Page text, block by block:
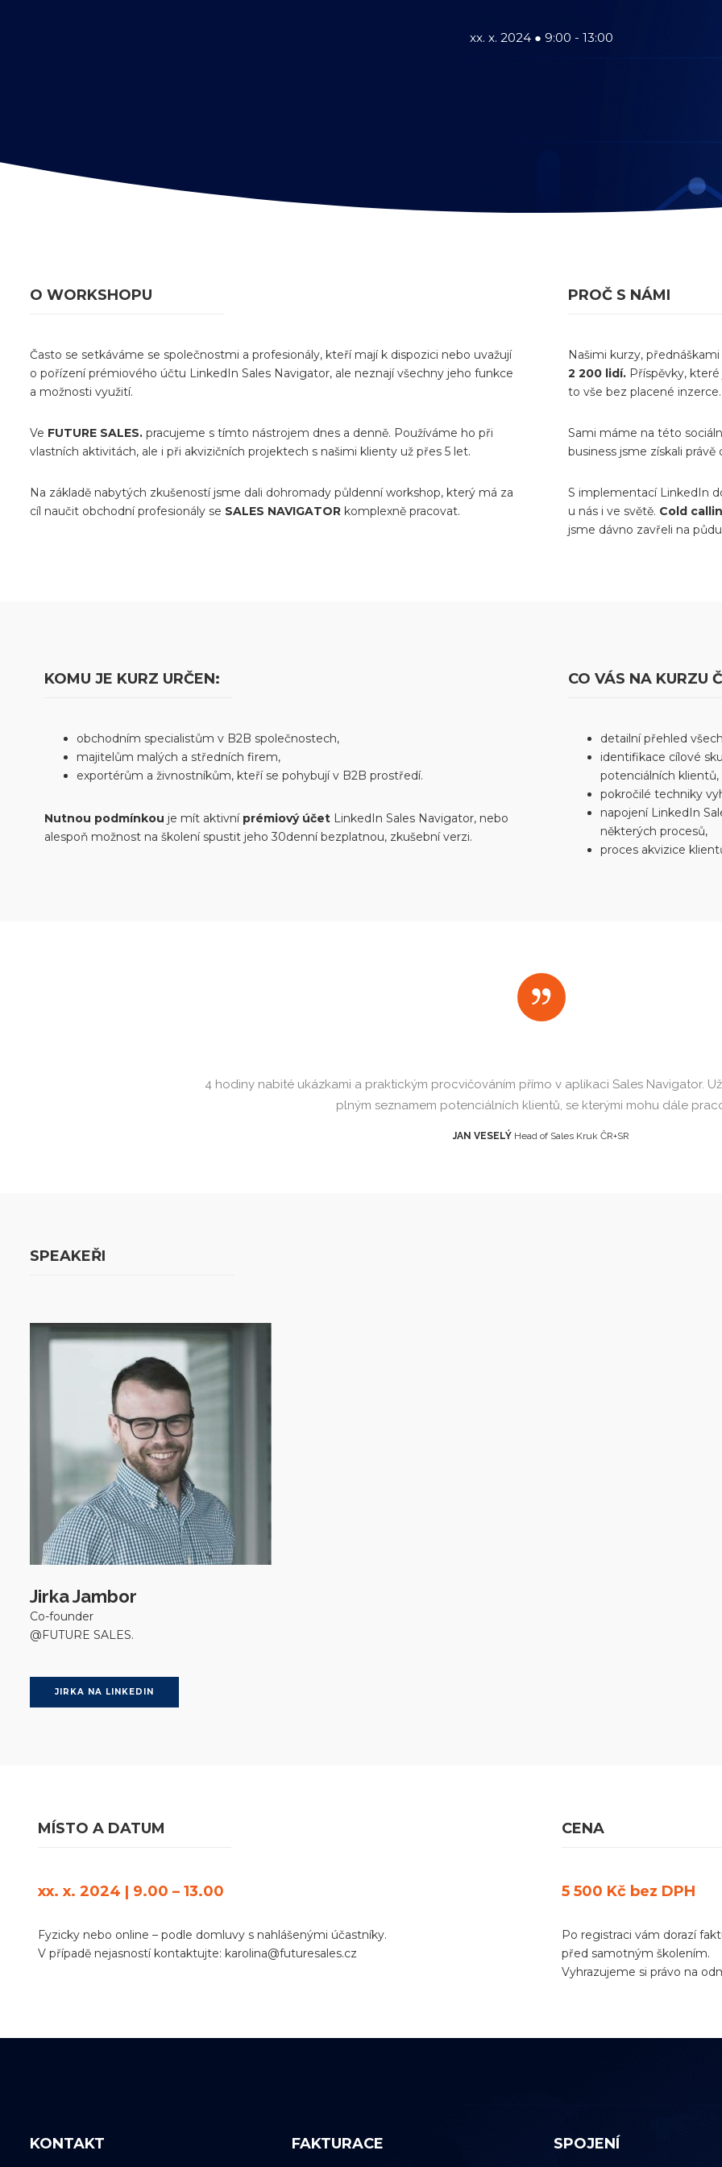
xx. x. 2024 ● 9:00 - 13:00
O WORKSHOPU
Často se setkáváme se společnostmi a profesionály, kteří mají k dispozici nebo uvažují
o pořízení prémiového účtu LinkedIn Sales Navigator, ale neznají všechny jeho funkce
a možnosti využití.
Ve FUTURE SALES. pracujeme s tímto nástrojem dnes a denně. Používáme ho při
vlastních aktivitách, ale i při akvizičních projektech s našimi klienty už přes 5 let.
Na základě nabytých zkušeností jsme dali dohromady půldenní workshop, který má za
cíl naučit obchodní profesionály se SALES NAVIGATOR komplexně pracovat.
PROČ S NÁMI
Našimi kurzy,
2 200 lidí. Příspěvky,
to vše bez placené inzerce.
Sami máme na této
business jsme získali
S implementací LinkedIn
u nás i ve světě. Cold
jsme dávno zavřeli na
KOMU JE KURZ URČEN:
obchodním specialistům v B2B společnostech,
majitelům malých a středních firem,
exportérům a živnostníkům, kteří se pohybují v B2B prostředí.
Nutnou podmínkou je mít aktivní prémiový účetLinkedIn Sales Navigator, nebo
alespoň možnost na školení spustit jeho 30denní bezplatnou, zkušební verzi.
CO VÁS NA KURZU
detailní přehled
identifikace cílové
potenciálních klientů,
pokročilé techniky
napojení LinkedIn
některých procesů,
proces akvizice
4 hodiny nabité ukázkami a praktickým procvičováním přímo v aplikaci Sales Navigator.
plným seznamem potenciálních klientů, se kterými mohu dále
JAN VESELÝ Head of Sales Kruk ČR+SR
SPEAKEŘI
Jirka Jambor
Co-founder
@FUTURE SALES.
JIRKA NA LINKEDIN
MÍSTO A DATUM
xx. x. 2024 | 9.00 – 13.00
Fyzicky nebo online – podle domluvy s nahlášenými účastníky.
V případě nejasností kontaktujte: karolina@futuresales.cz
CENA
5 500 Kč bez DPH
Po registraci vám dorazí
před samotným školením.
Vyhrazujeme si právo na
KONTAKT FAKTURACE SPOJENÍ